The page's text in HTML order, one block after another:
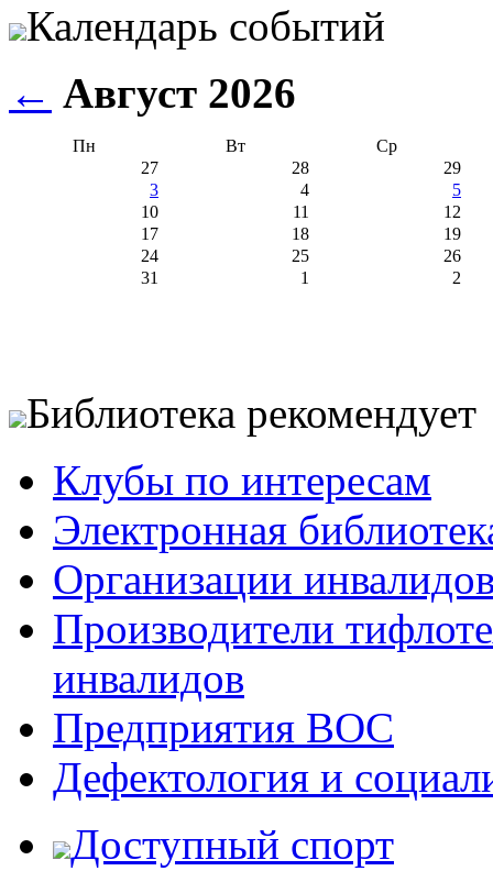
Календарь событий
← Август 2026
Пн Вт
Ср
27
28
29
3
4
5
10
11
12
17
18
19
24
25
26
31
1 2
Библиотека рекомендует
Клубы по интересам
Электронная
Организации
Производители
инвалидов
Предприятия ВОС
Дефектология и
Доступный спорт